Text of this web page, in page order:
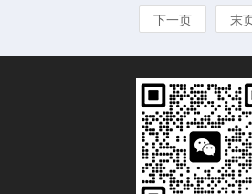
下一页 末